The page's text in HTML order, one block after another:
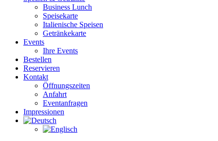
Business Lunch
Speisekarte
Italienische Speisen
Getränkekarte
Events
Ihre Events
Bestellen
Reservieren
Kontakt
Öffnungszeiten
Anfahrt
Eventanfragen
Impressionen